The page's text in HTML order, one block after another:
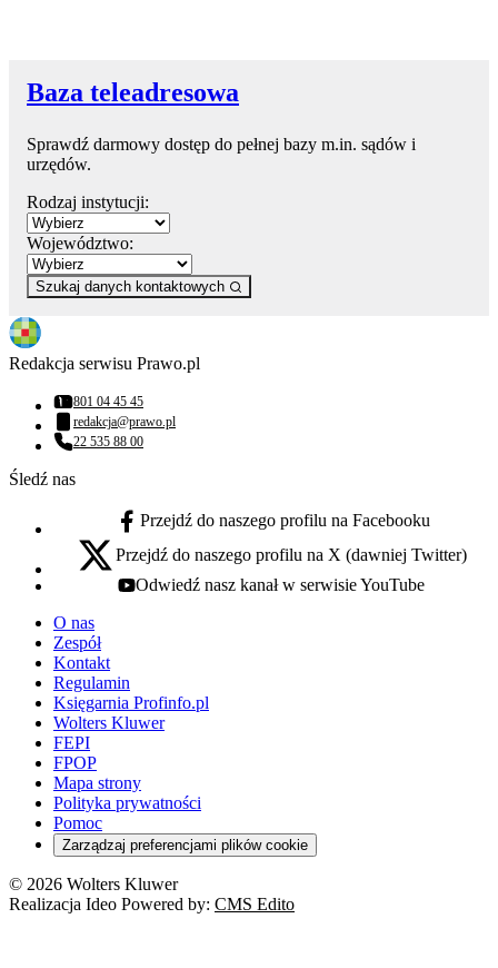
Baza teleadresowa
Sprawdź darmowy dostęp do pełnej bazy m.in. sądów i
urzędów.
Rodzaj instytucji:
Województwo:
Szukaj danych kontaktowych
Redakcja serwisu Prawo.pl
Numer telefonu:
801 04 45 45
Adres email:
redakcja@prawo.pl
Numer telefonu:
22 535 88 00
Śledź nas
facebook - otwiera się w nowej karcie
Przejdź do naszego profilu na Facebooku
x - otwiera się w nowej karcie
Przejdź do naszego profilu na X (dawniej Twitter)
youtube - otwiera się w nowej karcie
Odwiedź nasz kanał w serwisie YouTube
O nas
Zespół
Kontakt
Regulamin
Księgarnia Profinfo.pl
Wolters Kluwer
FEPI
FPOP
Mapa strony
Polityka prywatności
Pomoc
Zarządzaj preferencjami plików cookie
© 2026 Wolters Kluwer
Realizacja Ideo Powered by: CMS Edito